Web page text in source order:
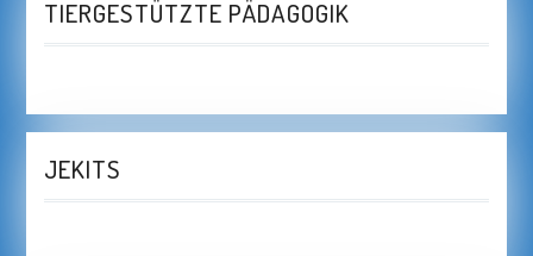
TIERGESTÜTZTE PÄDAGOGIK
JEKITS